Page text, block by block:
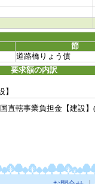
節
道路橋りょう債
要求額の内訳
直轄事業負担金【建設】